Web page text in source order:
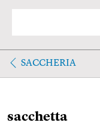
SACCHERIA
sacchetta